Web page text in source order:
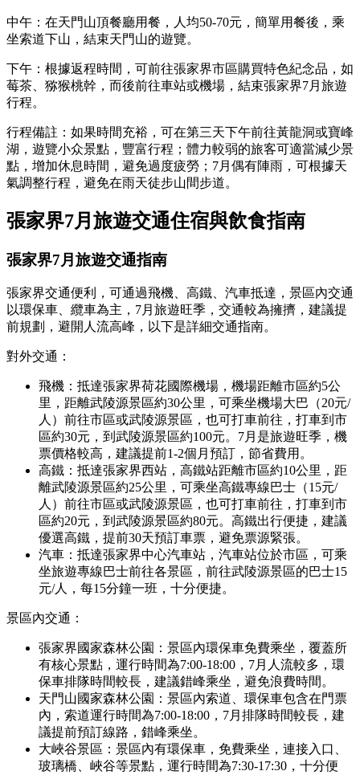
中午：在天門山頂餐廳用餐，人均50-70元，簡單用餐後，乘
坐索道下山，結束天門山的遊覽。
下午：根據返程時間，可前往張家界市區購買特色紀念品，如
莓茶、猕猴桃幹，而後前往車站或機場，結束張家界7月旅遊
行程。
行程備註：如果時間充裕，可在第三天下午前往黃龍洞或寶峰
湖，遊覽小众景點，豐富行程；體力較弱的旅客可適當減少景
點，增加休息時間，避免過度疲勞；7月偶有陣雨，可根據天
氣調整行程，避免在雨天徒步山間步道。
張家界7月旅遊交通住宿與飲食指南
張家界7月旅遊交通指南
張家界交通便利，可通過飛機、高鐵、汽車抵達，景區內交通
以環保車、纜車為主，7月旅遊旺季，交通較為擁擠，建議提
前規劃，避開人流高峰，以下是詳細交通指南。
對外交通：
飛機：抵達張家界荷花國際機場，機場距離市區約5公
里，距離武陵源景區約30公里，可乘坐機場大巴（20元/
人）前往市區或武陵源景區，也可打車前往，打車到市
區約30元，到武陵源景區約100元。7月是旅遊旺季，機
票價格較高，建議提前1-2個月預訂，節省費用。
高鐵：抵達張家界西站，高鐵站距離市區約10公里，距
離武陵源景區約25公里，可乘坐高鐵專線巴士（15元/
人）前往市區或武陵源景區，也可打車前往，打車到市
區約20元，到武陵源景區約80元。高鐵出行便捷，建議
優選高鐵，提前30天預訂車票，避免票源緊張。
汽車：抵達張家界中心汽車站，汽車站位於市區，可乘
坐旅遊專線巴士前往各景區，前往武陵源景區的巴士15
元/人，每15分鐘一班，十分便捷。
景區內交通：
張家界國家森林公園：景區內環保車免費乘坐，覆蓋所
有核心景點，運行時間為7:00-18:00，7月人流較多，環
保車排隊時間較長，建議錯峰乘坐，避免浪費時間。
天門山國家森林公園：景區內索道、環保車包含在門票
內，索道運行時間為7:00-18:00，7月排隊時間較長，建
議提前預訂線路，錯峰乘坐。
大峽谷景區：景區內有環保車，免費乘坐，連接入口、
玻璃橋、峽谷等景點，運行時間為7:30-17:30，十分便